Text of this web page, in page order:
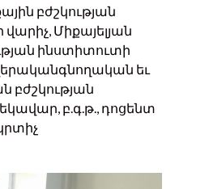
բժշկության
Միքայելյան
ինստիտուտի
եւ
բ.գ.թ., դոցենտ